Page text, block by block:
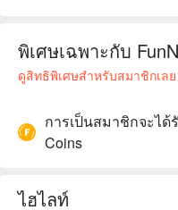
พิเศษเฉพาะกับ
ดูสิทธิพิเศษสำหรับสมาชิกเลย
การเป็นสมาชิกจะได้
Coins
ไฮไลท์